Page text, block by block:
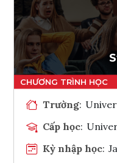
Trường:
Cấp học:
Kỳ nhập học: